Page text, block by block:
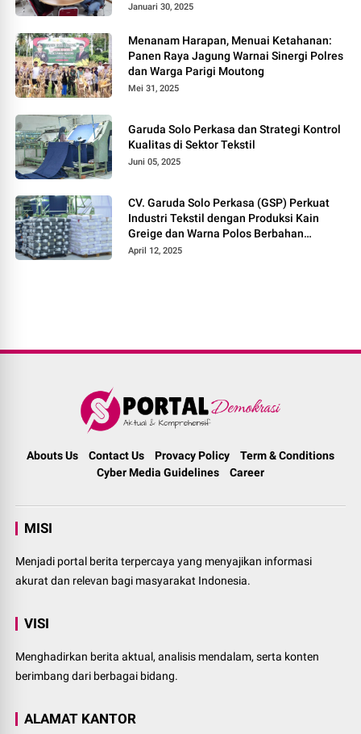
Januari 30, 2025
Menanam Harapan, Menuai Ketahanan:
Panen Raya Jagung Warnai Sinergi Polres
dan Warga Parigi Moutong
Mei 31, 2025
Garuda Solo Perkasa dan Strategi Kontrol
Kualitas di Sektor Tekstil
Juni 05, 2025
CV. Garuda Solo Perkasa (GSP) Perkuat
Industri Tekstil dengan Produksi Kain
Greige dan Warna Polos Berbahan
Tetoron Rayon
April 12, 2025
Abouts Us Contact Us Provacy Policy
Term & Conditions
Cyber Media Guidelines
Career
MISI
Menjadi portal berita terpercaya yang menyajikan informasi
akurat dan relevan bagi masyarakat Indonesia.
VISI
Menghadirkan berita aktual, analisis mendalam, serta konten
berimbang dari berbagai bidang.
ALAMAT KANTOR